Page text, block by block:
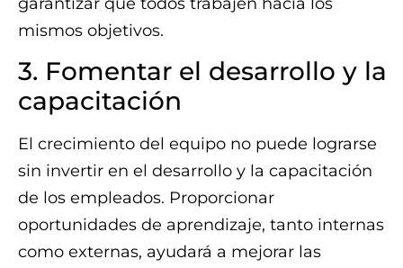
mismos objetivos.
3. Fomentar el desarrollo y la
capacitación
El crecimiento del equipo no puede lograrse
sin invertir en el desarrollo y la capacitación
de los empleados. Proporcionar
oportunidades de aprendizaje, tanto internas
como externas, ayudará a mejorar las